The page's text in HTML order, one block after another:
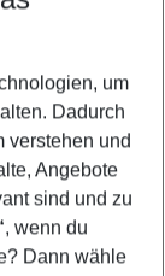
um
Dadurch
verstehen und
Angebote
sind und zu
, wenn du
Dann wähle